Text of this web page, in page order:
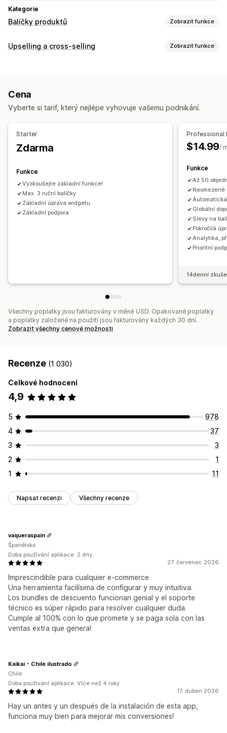
Kategorie
Balíčky produktů Zobrazit funkce
Typy balíčků
Ceny, které můžete nastavit
Slevy na košík
Dynamické nacenění
Upselling a cross-selling Zobrazit funkce
Přetahovací editor
Doporučení pomocí AI
A/​B testování
Cena
Vyberte si tarif, který nejlépe vyhovuje vašemu podnikání.
Starter
Zdarma
Funkce
Vyzkoušejte základní funkce!
Max. 3 ruční balíčky
Základní úprava widgetu
Základní podpora
Professional
$14.99/
Funkce
Až 50
Neomezené
Globální
Slevy na
Pokročilá
Analytika,
Prioritní
14denní
Všechny poplatky jsou fakturovány v měně USD. Opakované poplatky
a poplatky založené na použití jsou fakturovány každých 30 dní.
Zobrazit všechny cenové možnosti
Recenze (1 030)
Celkové hodnocení
4,9
5
978
4
37
3
3
2
1
1
11
Napsat recenzi Všechny recenze
27. červenec 2026
Imprescindible para cualquier e-commerce
Una herramienta facilísima de configurar y muy intuitiva.
Los bundles de descuento funcionan genial y el soporte
técnico es súper rápido para resolver cualquier duda.
Cumple al 100% con lo que promete y se paga sola con las
ventas extra que genera!
vaqueraspain
Španělsko
Doba používání aplikace: 2 dny
17. duben 2026
Hay un antes y un después de la instalación de esta app,
funciona muy bien para mejorar mis conversiones!
Kaikai - Chile ilustrado
Chile
Doba používání aplikace: Více než 4 roky